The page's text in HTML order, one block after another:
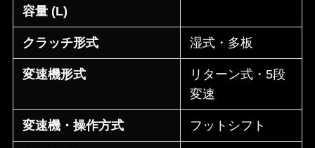
容量 (L)
クラッチ形式 湿式・多板
変速機形式
リターン式・5段
変速
変速機・操作方式 フットシフト